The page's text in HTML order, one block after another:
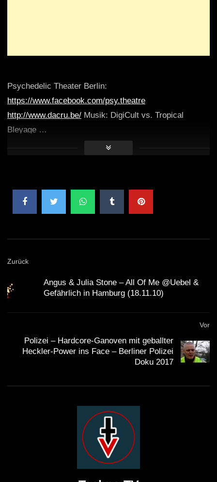
Psychedelic Theater Berlin:
https://www.facebook.com/psy.theatre
http://www.dacru.be/ Musik: DigiCult vs. Tropical
Bleyage …
Zurück
Angus & Julia Stone – All Of Me @Uebel &
Gefährlich in Hamburg (18.11.10)
Vor
Polizei – Hardcore-Ganoven mit geballter
Heckler-Power ins Face – Berliner Polizei
Doku 2017